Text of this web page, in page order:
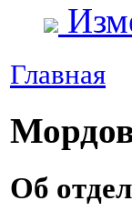
Главная
Об